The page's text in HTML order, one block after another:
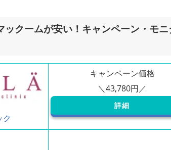
ックームが安い！キャンペーン・モニ
キャンペーン価格
詳細